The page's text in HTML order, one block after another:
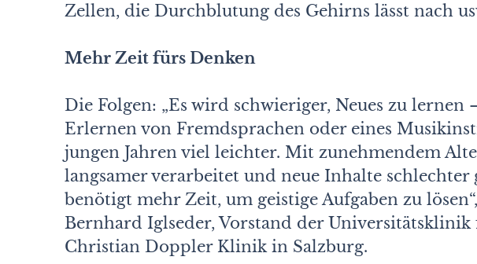
Zellen, die Durchblutung des Gehirns lässt nach
Mehr Zeit fürs Denken
Die Folgen: „Es wird schwieriger, Neues zu lernen
Erlernen von Fremdsprachen oder eines
jungen Jahren viel leichter. Mit zunehmendem
langsamer verarbeitet und neue Inhalte schlechter
benötigt mehr Zeit, um geistige Aufgaben zu
Bernhard Iglseder, Vorstand der
Christian Doppler Klinik in Salzburg.